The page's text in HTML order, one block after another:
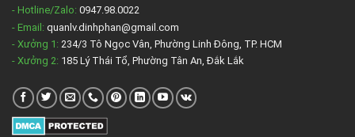
- Hotline/Zalo: 0947.98.0022
- Email: quanlv.dinhphan@gmail.com
- Xưởng 1: 234/3 Tô Ngọc Vân, Phường Linh Đông, TP. HCM
- Xưởng 2: 185 Lý Thái Tổ, Phường Tân An, Đắk Lắk